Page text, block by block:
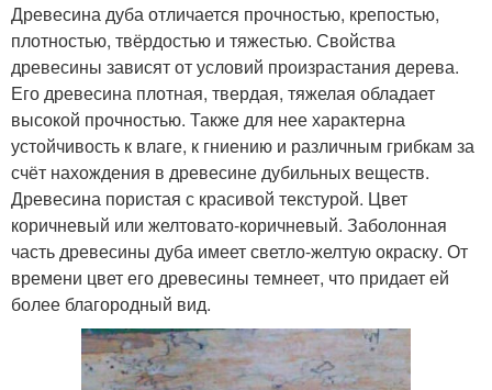
Древесина дуба отличается прочностью, крепостью,
плотностью, твёрдостью и тяжестью. Свойства
древесины зависят от условий произрастания дерева.
Его древесина плотная, твердая, тяжелая обладает
высокой прочностью. Также для нее характерна
устойчивость к влаге, к гниению и различным грибкам за
счёт нахождения в древесине дубильных веществ.
Древесина пористая с красивой текстурой. Цвет
коричневый или желтовато-коричневый. Заболонная
часть древесины дуба имеет светло-желтую окраску. От
времени цвет его древесины темнеет, что придает ей
более благородный вид.